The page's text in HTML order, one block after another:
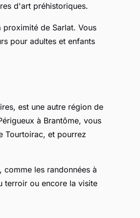
d'art préhistoriques.
de Sarlat. Vous
pour adultes et enfants
est une autre région de
à Brantôme, vous
Tourtoirac, et pourrez
les randonnées à
terroir ou encore la visite